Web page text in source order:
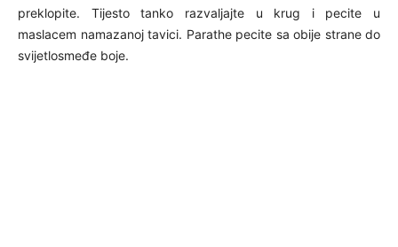
preklopite. Tijesto tanko razvaljajte u krug i pecite u
maslacem namazanoj tavici. Parathe pecite sa obije strane do
svijetlosmeđe boje.